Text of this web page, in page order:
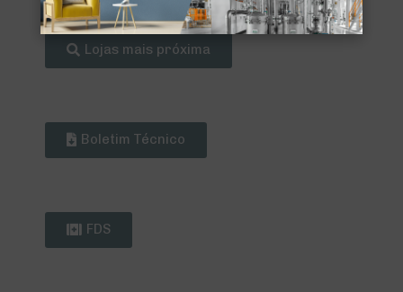
Lojas mais próxima
Boletim Técnico
FDS